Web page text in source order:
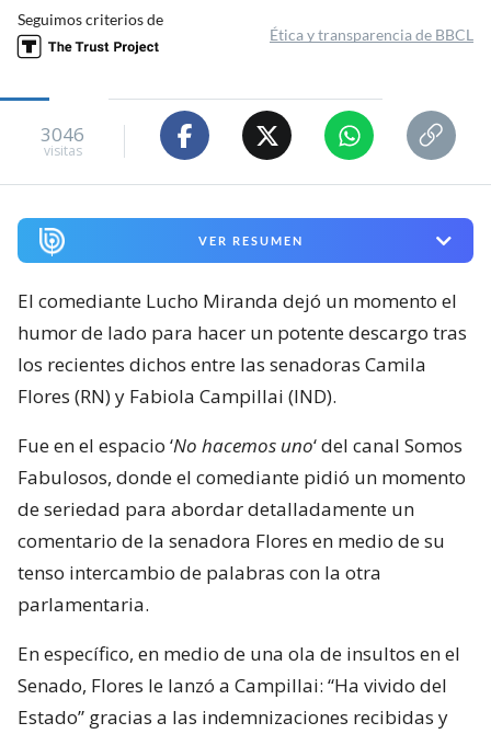
Seguimos criterios de
Ética y transparencia de BBCL
3046
visitas
VER RESUMEN
El comediante Lucho Miranda dejó un momento el
humor de lado para hacer un potente descargo tras
los recientes dichos entre las senadoras Camila
Flores (RN) y Fabiola Campillai (IND).
Fue en el espacio ‘No hacemos uno‘ del canal Somos
Fabulosos, donde el comediante pidió un momento
de seriedad para abordar detalladamente un
comentario de la senadora Flores en medio de su
tenso intercambio de palabras con la otra
parlamentaria.
En específico, en medio de una ola de insultos en el
Senado, Flores le lanzó a Campillai: “Ha vivido del
Estado” gracias a las indemnizaciones recibidas y